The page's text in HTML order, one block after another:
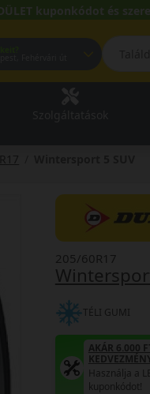
kuponkódot és
205/60R17
TÉLI GUMI
AKÁR 6.000
Használja a
kuponkódot!